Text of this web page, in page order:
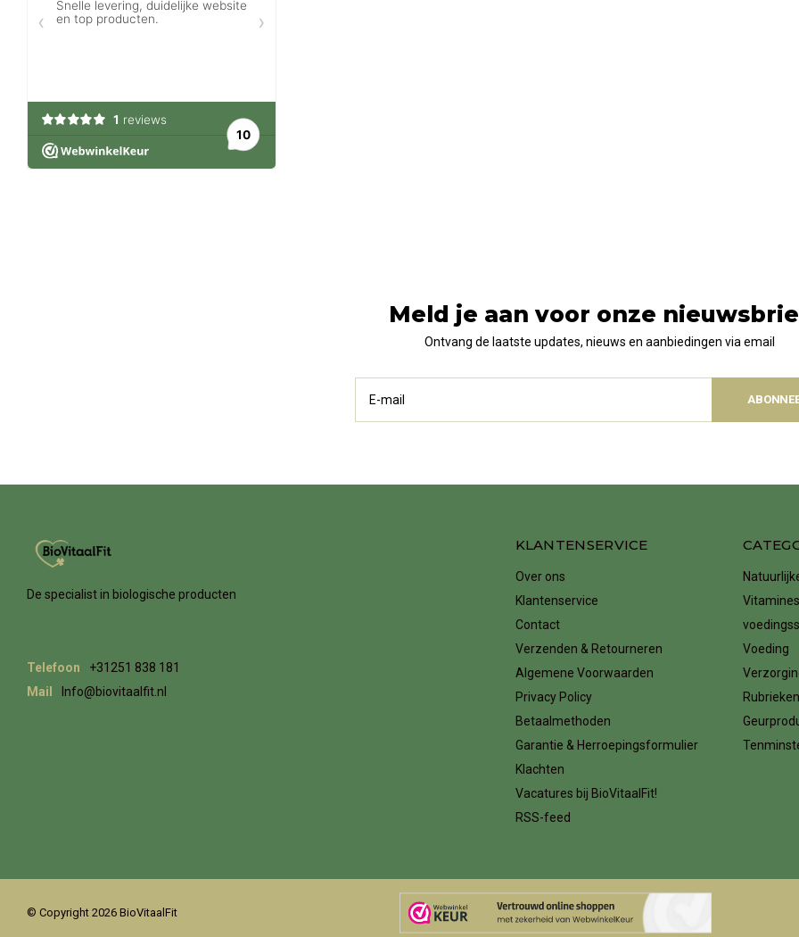
Meld je aan voor onze
Ontvang de laatste updates, nieuws en aanbiedingen via email
De specialist in biologische producten
Telefoon
+31251 838 181
Mail
Info@biovitaalfit.nl
KLANTENSERVICE
Over ons
Klantenservice
Contact
Verzenden & Retourneren
Algemene Voorwaarden
Privacy Policy
Betaalmethoden
Garantie & Herroepingsformulier
Klachten
Vacatures bij BioVitaalFit!
RSS-feed
Voeding
Rubrieken
© Copyright 2026 BioVitaalFit